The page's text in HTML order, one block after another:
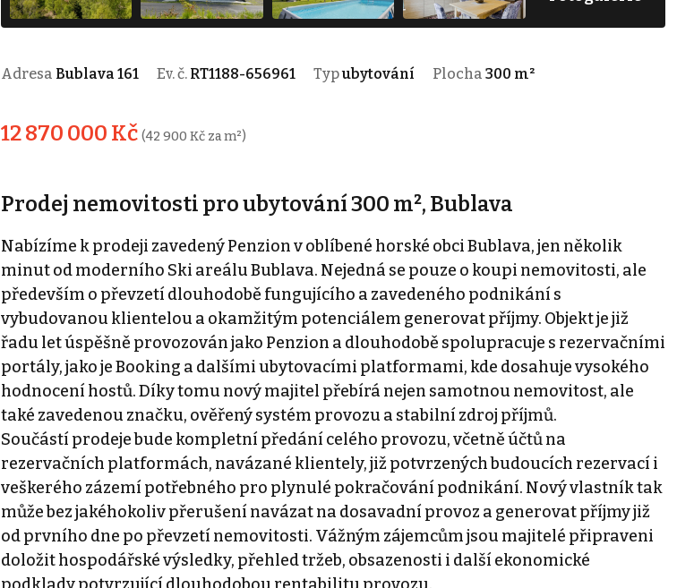
Adresa Bublava 161 Ev. č. RT1188-656961 Typubytování Plocha 300 m²
12 870 000 Kč (42 900 Kč za m²)
Prodej nemovitosti pro ubytování 300 m², Bublava
Nabízíme k prodeji zavedený Penzion v oblíbené horské obci Bublava, jen několik
minut od moderního Ski areálu Bublava. Nejedná se pouze o koupi nemovitosti, ale
především o převzetí dlouhodobě fungujícího a zavedeného podnikání s
vybudovanou klientelou a okamžitým potenciálem generovat příjmy. Objekt je již
řadu let úspěšně provozován jako Penzion a dlouhodobě spolupracuje s rezervačními
portály, jako je Booking a dalšími ubytovacími platformami, kde dosahuje vysokého
hodnocení hostů. Díky tomu nový majitel přebírá nejen samotnou nemovitost, ale
také zavedenou značku, ověřený systém provozu a stabilní zdroj příjmů.
Součástí prodeje bude kompletní předání celého provozu, včetně účtů na
rezervačních platformách, navázané klientely, již potvrzených budoucích rezervací i
veškerého zázemí potřebného pro plynulé pokračování podnikání. Nový vlastník tak
může bez jakéhokoliv přerušení navázat na dosavadní provoz a generovat příjmy již
od prvního dne po převzetí nemovitosti. Vážným zájemcům jsou majitelé připraveni
doložit hospodářské výsledky, přehled tržeb, obsazenosti i další ekonomické